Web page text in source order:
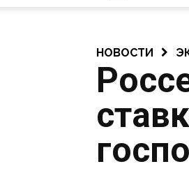
НОВОСТИ